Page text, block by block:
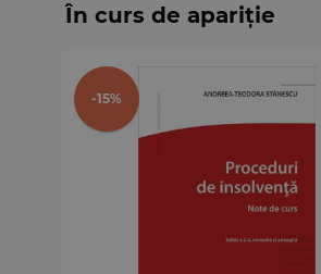
În curs de apariție
-15%